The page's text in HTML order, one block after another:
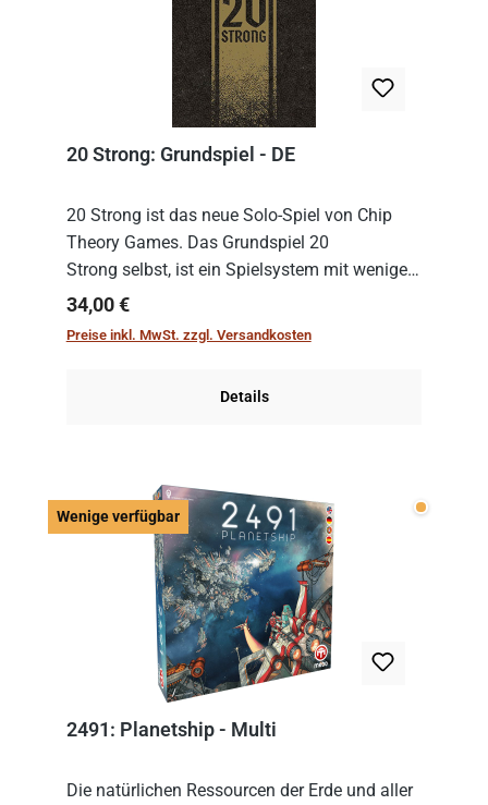
20 Strong: Grundspiel - DE
20 Strong ist das neue Solo-Spiel von Chip
Theory Games. Das Grundspiel 20
Strong selbst, ist ein Spielsystem mit wenigen,
einfachen Regeln. Um es zu spielen, muss es
immer mit einem Themenset ergänzt werden.
Regulärer Preis:
34,00 €
Preise inkl. MwSt. zzgl. Versandkosten
Details
Wenige verfügbar Wenige
2491: Planetship - Multi
Die natürlichen Ressourcen der Erde und aller